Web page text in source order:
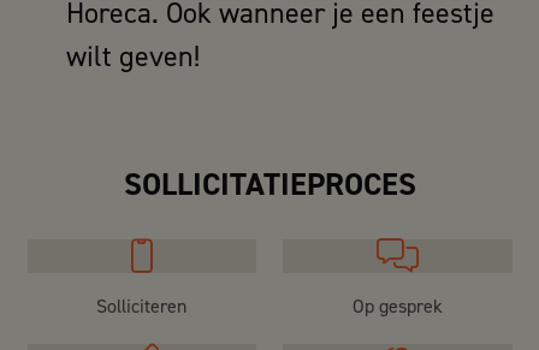
Horeca. Ook wanneer je een feestje
wilt geven!
SOLLICITATIEPROCES
Solliciteren Op gesprek